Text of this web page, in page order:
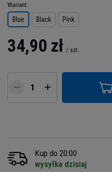
Wariant
Blue Black Pink
34,90 zł / szt.
Kup do 20:00
wysyłka dzisiaj